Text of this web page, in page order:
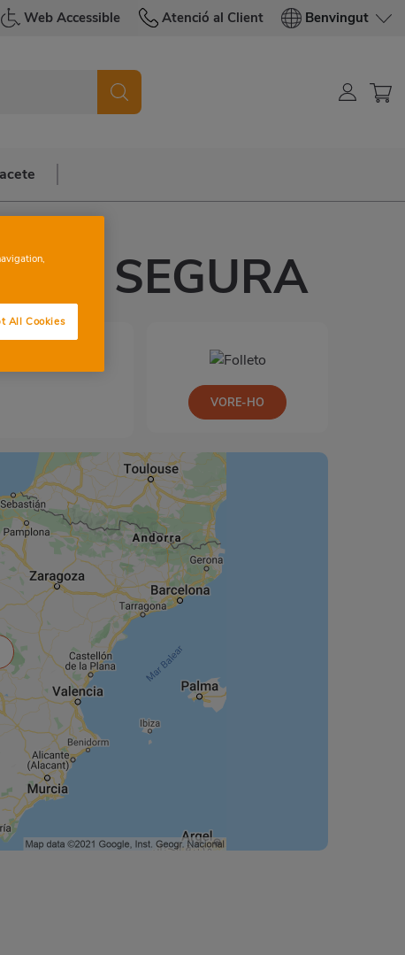
Web Accessible Atenció al Client Benvingut
SEGURA
VORE-HO
All Cookies